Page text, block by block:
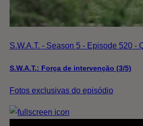
S.W.A.T. - Season 5 - Episode 520 -
S.W.A.T.: Força de intervenção (3/5)
Fotos exclusivas do episódio